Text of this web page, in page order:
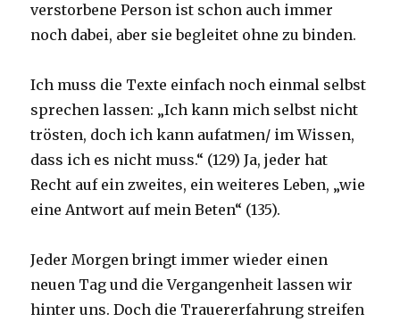
verstorbene Person ist schon auch immer
noch dabei, aber sie begleitet ohne zu binden.
Ich muss die Texte einfach noch einmal selbst
sprechen lassen: „Ich kann mich selbst nicht
trösten, doch ich kann aufatmen/ im Wissen,
dass ich es nicht muss.“ (129) Ja, jeder hat
Recht auf ein zweites, ein weiteres Leben, „wie
eine Antwort auf mein Beten“ (135).
Jeder Morgen bringt immer wieder einen
neuen Tag und die Vergangenheit lassen wir
hinter uns. Doch die Trauererfahrung streifen